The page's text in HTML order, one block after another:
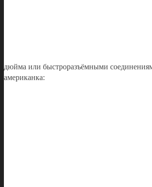
дюйма или быстроразъёмными
американка: